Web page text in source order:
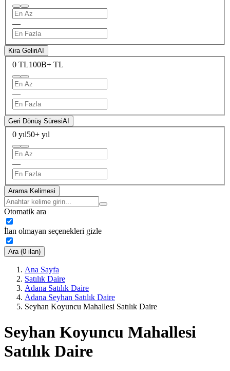
—
Kira GeliriAI
0 TL100B+ TL
—
Geri Dönüş SüresiAI
0 yıl50+ yıl
—
Arama Kelimesi
Otomatik ara
İlan olmayan seçenekleri gizle
Ara (0 ilan)
Ana Sayfa
Satılık Daire
Adana Satılık Daire
Adana Seyhan Satılık Daire
Seyhan Koyuncu Mahallesi Satılık Daire
Seyhan Koyuncu Mahallesi
Satılık Daire